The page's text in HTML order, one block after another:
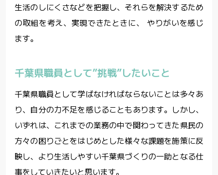
生活のしにくさなどを把握し、それらを解決するため
の取組を考え、実現できたときに、 やりがいを感じ
ます。
千葉県職員として”挑戦”したいこと
千葉県職員として学ばなければならないことは多々あ
り、自分の力不足を感じることもあります。しかし、
いずれは、これまでの業務の中で関わってきた県民の
方々の困りごとをはじめとした様々な課題を施策に反
映し、より生活しやすい千葉県づくりの一助となる仕
事をしていきたいと思います。